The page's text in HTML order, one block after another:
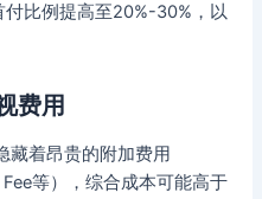
比例提高至20%-30%，以
费用
藏着昂贵的附加费用
等），综合成本可能高于